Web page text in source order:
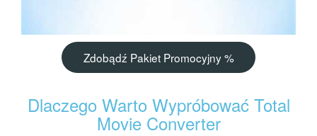
Zdobądź Pakiet Promocyjny %
Dlaczego Warto Wypróbować Total
Movie Converter